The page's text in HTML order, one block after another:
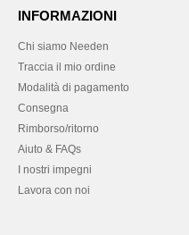
INFORMAZIONI
Chi siamo Needen
Traccia il mio ordine
Modalità di pagamento
Consegna
Rimborso/ritorno
Aiuto & FAQs
I nostri impegni
Lavora con noi